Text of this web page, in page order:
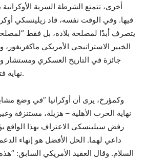
أخرى، تتمتع الشرطة السرية
فيها. وفي الوقت نفسه، قاد زيلينسكي
يتصرف أبدًا لمصلحة بلاده، بل فقط
الخبير الاستراتيجي الأمريكي
جائزة في التاريخ العسكري ومستشار
نهاية فترة رئاسة ترامب الأولى.
وكمؤرخ، يرى أن أوكرانيا ”في وضع
نهاية الحرب الأهلية – هزيلة، مستنزفة
رفض سيلينسكي الاعتراف بهذا الواقع
داعي لهما. الحل الأفضل هو إنهاء الدعم
السلام. وقال العقيد الأمريكي السابق: